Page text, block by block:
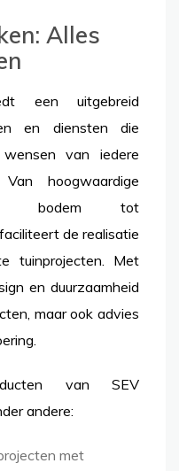
Alles
een uitgebreid
en diensten die
van iedere
hoogwaardige
bodem tot
de realisatie
tuinprojecten. Met
en duurzaamheid
maar ook advies
van SEV
andere:
met